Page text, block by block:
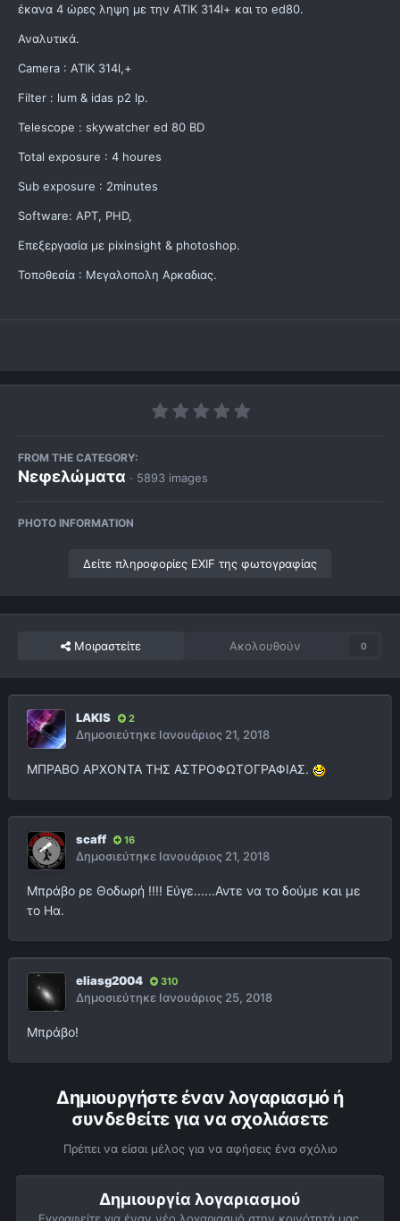
έκανα 4 ώρες ληψη με την ΑΤΙΚ 314l+ και το ed80.
Αναλυτικά.
Camera : ATIK 314l,+
Filter : lum & idas p2 lp.
Telescope : skywatcher ed 80 BD
Total exposure : 4 houres
Sub exposure : 2minutes
Software: APT, PHD,
Επεξεργασία με pixinsight & photoshop.
Τοποθεσία : Μεγαλοπολη Αρκαδιας.
FROM THE CATEGORY:
Νεφελώματα · 5893 images
PHOTO INFORMATION
Δείτε πληροφορίες EXIF της φωτογραφίας
Μοιραστείτε Ακολουθούν 0
LAKIS 2
Δημοσιεύτηκε Ιανουάριος 21, 2018
ΜΠΡΑΒΟ ΑΡΧΟΝΤΑ ΤΗΣ ΑΣΤΡΟΦΩΤΟΓΡΑΦΙΑΣ.
scaff 16
Δημοσιεύτηκε Ιανουάριος 21, 2018
Μπράβο ρε Θοδωρή !!!! Εύγε......Αντε να το δούμε και με
το Ηα.
eliasg2004 310
Δημοσιεύτηκε Ιανουάριος 25, 2018
Μπράβο!
Δημιουργήστε έναν λογαριασμό ή
συνδεθείτε για να σχολιάσετε
Πρέπει να είσαι μέλος για να αφήσεις ένα σχόλιο
Δημιουργία λογαριασμού